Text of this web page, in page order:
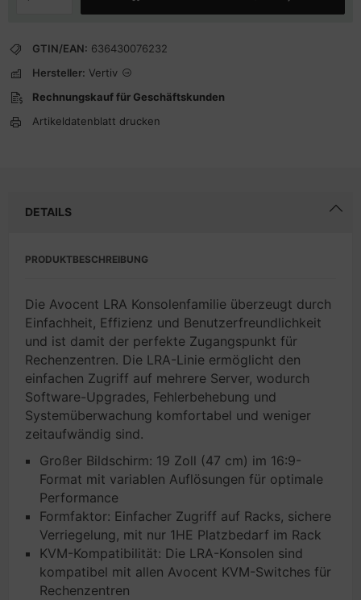
GTIN/EAN: 636430076232
Hersteller: Vertiv
Rechnungskauf für Geschäftskunden
Artikeldatenblatt drucken
DETAILS
PRODUKTBESCHREIBUNG
Die Avocent LRA Konsolenfamilie überzeugt durch
Einfachheit, Effizienz und Benutzerfreundlichkeit
und ist damit der perfekte Zugangspunkt für
Rechenzentren. Die LRA-Linie ermöglicht den
einfachen Zugriff auf mehrere Server, wodurch
Software-Upgrades, Fehlerbehebung und
Systemüberwachung komfortabel und weniger
zeitaufwändig sind.
Großer Bildschirm: 19 Zoll (47 cm) im 16:9-
Format mit variablen Auflösungen für optimale
Performance
Formfaktor: Einfacher Zugriff auf Racks, sichere
Verriegelung, mit nur 1HE Platzbedarf im Rack
KVM-Kompatibilität: Die LRA-Konsolen sind
kompatibel mit allen Avocent KVM-Switches für
Rechenzentren